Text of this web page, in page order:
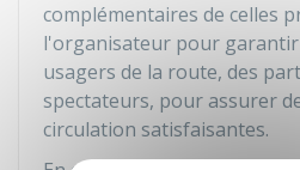
complémentaires de celles
l'organisateur pour garantir
usagers de la route, des
spectateurs, pour assurer
circulation satisfaisantes.